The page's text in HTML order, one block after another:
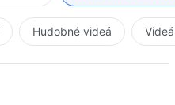
Hudobné videá